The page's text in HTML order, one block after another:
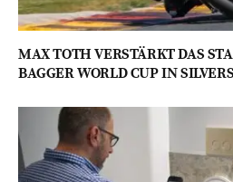
MAX TOTH VERSTÄRKT DAS
BAGGER WORLD CUP IN